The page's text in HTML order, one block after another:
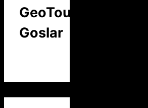
GeoTour
Goslar